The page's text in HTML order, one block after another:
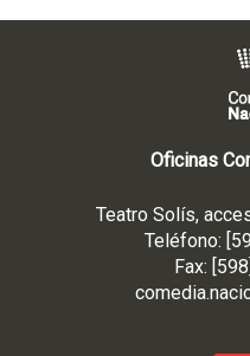
Oficinas
Teatro Solís,
Teléfono:
Fax: